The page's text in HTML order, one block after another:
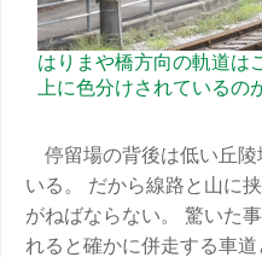
はりまや橋方向の軌道は
上に色分けされているの
停留場の背後は低い丘
いる。 だから線路と山に
がねばならない。 驚いた
れると確かに併走する車